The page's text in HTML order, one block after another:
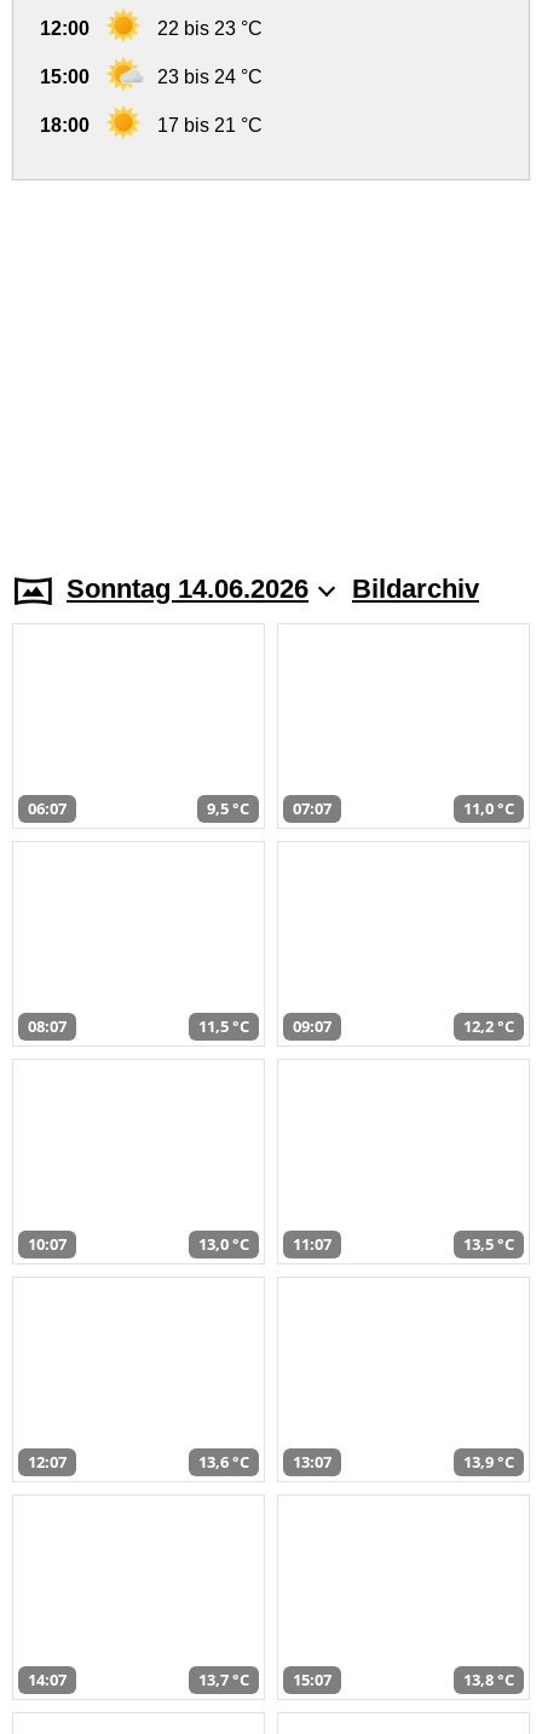
12:00 22 bis 23 °C
15:00 23 bis 24 °C
18:00 17 bis 21 °C
Sonntag 14.06.2026 Bildarchiv
06:07 9,5 °C 07:07 11,0 °C
08:07 11,5 °C 09:07 12,2 °C
10:07 13,0 °C 11:07 13,5 °C
12:07 13,6 °C 13:07 13,9 °C
14:07 13,7 °C 15:07 13,8 °C